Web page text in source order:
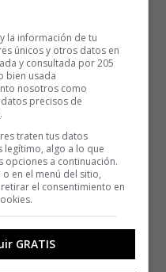
la información de tu
únicos y otros datos en
y consultada por 205
bien usada
nosotros como
precisos de
.
traten tus datos
legítimo, algo a lo que
a continuación.
en el menú del sitio,
el consentimiento en
GRATIS